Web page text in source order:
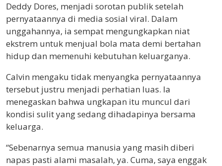
Deddy Dores, menjadi sorotan publik setelah
pernyataannya di media sosial viral. Dalam
unggahannya, ia sempat mengungkapkan niat
ekstrem untuk menjual bola mata demi bertahan
hidup dan memenuhi kebutuhan keluarganya.
Calvin mengaku tidak menyangka pernyataannya
tersebut justru menjadi perhatian luas. Ia
menegaskan bahwa ungkapan itu muncul dari
kondisi sulit yang sedang dihadapinya bersama
keluarga.
“Sebenarnya semua manusia yang masih diberi
napas pasti alami masalah, ya. Cuma, saya enggak